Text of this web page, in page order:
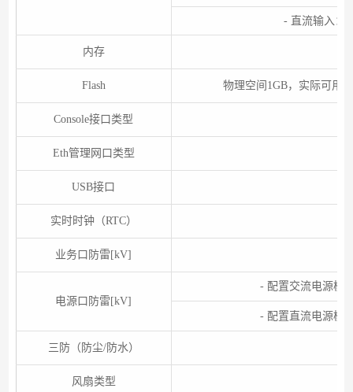
- 直流输入：-
内存
Flash 物理空间1GB，实际可用
Console接口类型
Eth管理网口类型
USB接口
实时时钟（RTC）
业务口防雷[kV]
电源口防雷[kV]
- 配置交流电源模
- 配置直流电源模
三防（防尘/防水）
风扇类型